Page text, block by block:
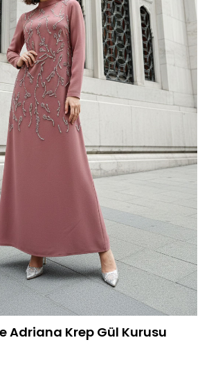
Adriana Krep Gül Kurusu